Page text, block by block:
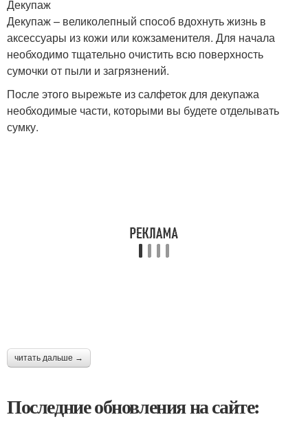
Декупаж
Декупаж – великолепный способ вдохнуть жизнь в
аксессуары из кожи или кожзаменителя. Для начала
необходимо тщательно очистить всю поверхность
сумочки от пыли и загрязнений.
После этого вырежьте из салфеток для декупажа
необходимые части, которыми вы будете отделывать
сумку.
читать дальше →
Последние обновления на сайте: